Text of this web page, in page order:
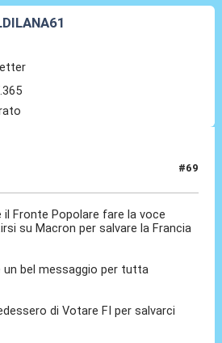
#69
il Fronte Popolare fare la voce
su Macron per salvare la Francia
un bel messaggio per tutta
di Votare FI per salvarci